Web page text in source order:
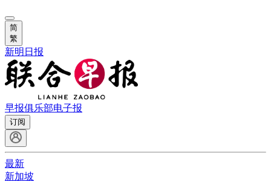
简
繁
新明日报
早报俱乐部电子报
订阅
最新
新加坡